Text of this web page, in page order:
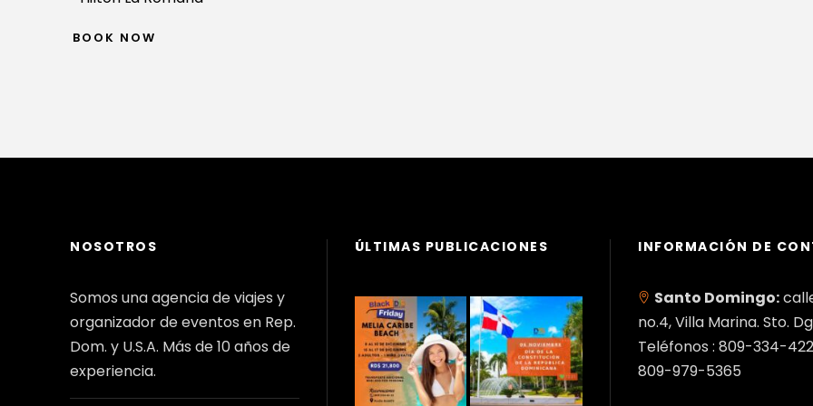
BOOK NOW
NOSOTROS
Somos una agencia de viajes y
organizador de eventos en Rep.
Dom. y U.S.A. Más de 10 años de
experiencia.
ÚLTIMAS PUBLICACIONES INFORMACIÓN DE
Santo Domingo:
no.4, Villa Marina. Sto.
Teléfonos : 809-334-
809-979-5365